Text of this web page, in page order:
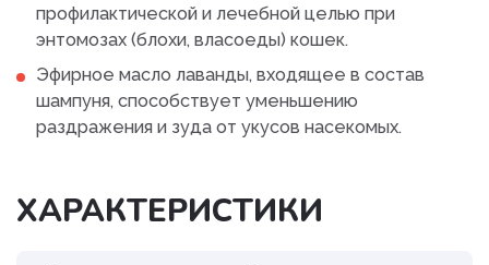
профилактической и лечебной целью при
энтомозах (блохи, власоеды) кошек.
Эфирное масло лаванды, входящее в состав
шампуня, способствует уменьшению
раздражения и зуда от укусов насекомых.
ХАРАКТЕРИСТИКИ